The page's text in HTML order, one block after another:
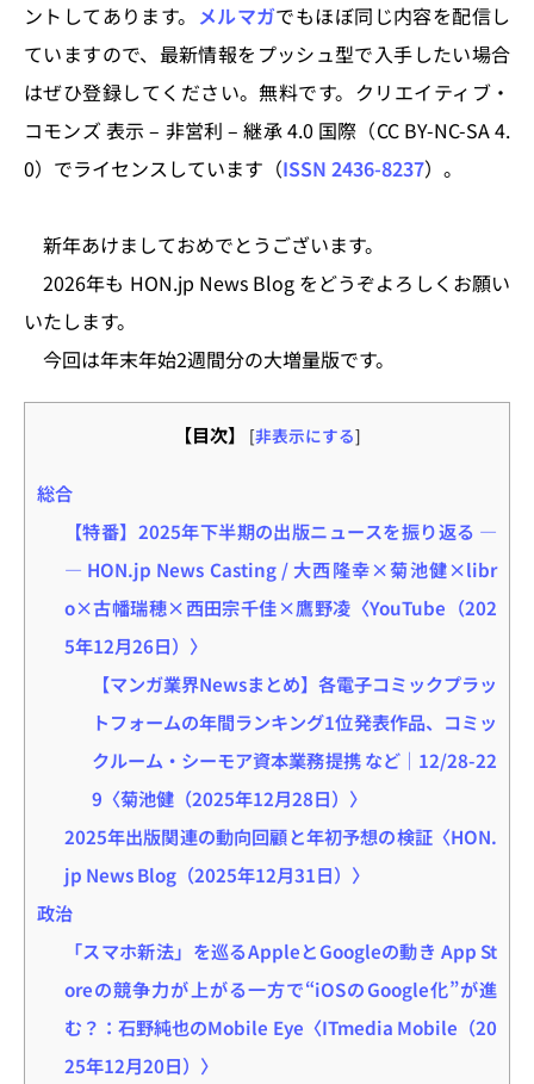
ントしてあります。 メルマガでもほぼ同じ内容を配信し
ていますので、最新情報をプッシュ型で入手したい場合
はぜひ登録してください。無料です。クリエイティブ・
コモンズ 表示 – 非営利 – 継承 4.0 国際（CC BY-NC-SA 4.
0）でライセンスしています（ISSN 2436-8237）。
新年あけましておめでとうございます。
2026年も HON.jp News Blog をどうぞよろしくお願い
いたします。
今回は年末年始2週間分の大増量版です。
【目次】 [非表示にする]
総合
【特番】2025年下半期の出版ニュースを振り返る ―
― HON.jp News Casting / 大西隆幸×菊池健×libr
o×古幡瑞穂×西田宗千佳×鷹野凌〈YouTube（202
5年12月26日）〉
【マンガ業界Newsまとめ】各電子コミックプラッ
トフォームの年間ランキング1位発表作品、コミッ
クルーム・シーモア資本業務提携 など｜12/28-22
9〈菊池健（2025年12月28日）〉
2025年出版関連の動向回顧と年初予想の検証〈HON.
jp News Blog（2025年12月31日）〉
政治
「スマホ新法」を巡るAppleとGoogleの動き App St
oreの競争力が上がる一方で“iOSのGoogle化”が進
む？：石野純也のMobile Eye〈ITmedia Mobile（20
25年12月20日）〉